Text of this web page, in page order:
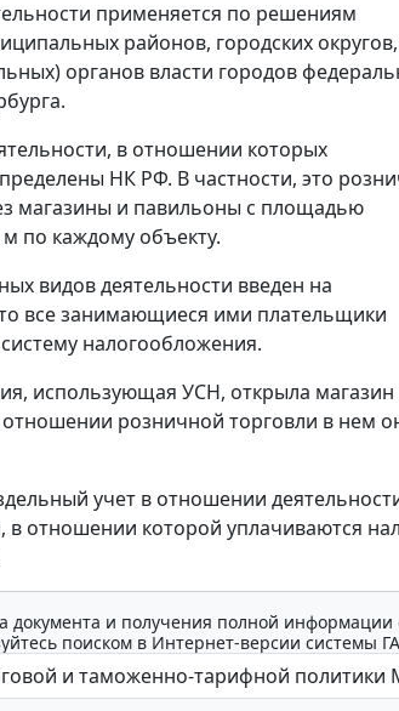
применяется по решениям
районов, городских округов,
органов власти городов
в отношении которых
НК РФ. В частности, это
магазины и павильоны с площадью
м по каждому объекту.
видов деятельности введен на
все занимающиеся ими плательщики
налогообложения.
использующая УСН, открыла магазин
розничной торговли в нем
учет в отношении
в отношении которой уплачиваются
документа и получения полной
поиском в Интернет-версии системы